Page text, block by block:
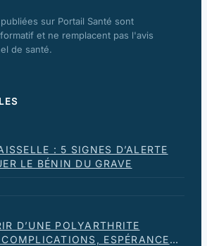
sur Portail Santé sont
et ne remplacent pas l'avis
de santé.
: 5 SIGNES D’ALERTE
LE BÉNIN DU GRAVE
D’UNE POLYARTHRITE
ESPÉRANCE